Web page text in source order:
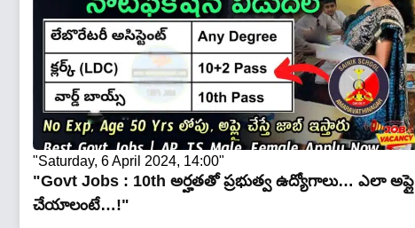
"Saturday, 6 April 2024, 14:00"
"Govt Jobs : 10th అర్హతతో ప్రభుత్వ ఉద్యోగాలు… ఎలా అప్లై
చేయాలంటే…!"